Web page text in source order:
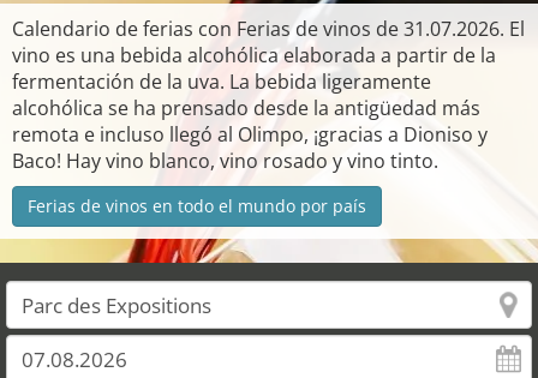
Calendario de ferias con Ferias de vinos de 31.07.2026. El
vino es una bebida alcohólica elaborada a partir de la
fermentación de la uva. La bebida ligeramente
alcohólica se ha prensado desde la antigüedad más
remota e incluso llegó al Olimpo, ¡gracias a Dioniso y
Baco! Hay vino blanco, vino rosado y vino tinto.
Ferias de vinos en todo el mundo por país